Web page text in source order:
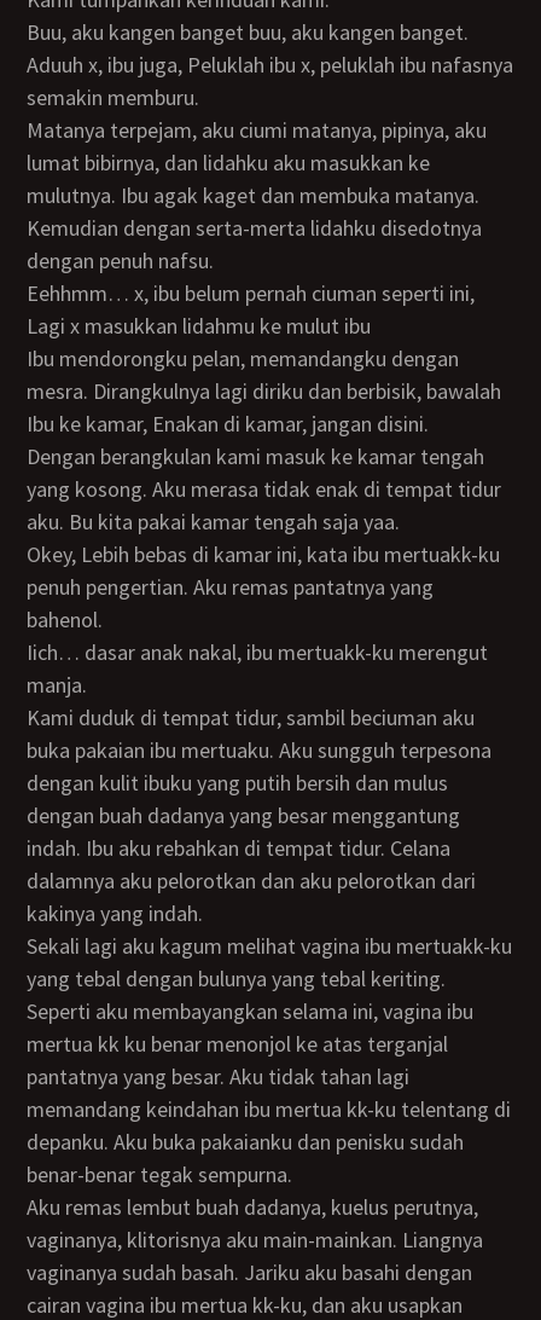
Buu, aku kangen banget buu, aku kangen banget.
Aduuh x, ibu juga, Peluklah ibu x, peluklah ibu nafasnya
semakin memburu.
Matanya terpejam, aku ciumi matanya, pipinya, aku
lumat bibirnya, dan lidahku aku masukkan ke
mulutnya. Ibu agak kaget dan membuka matanya.
Kemudian dengan serta-merta lidahku disedotnya
dengan penuh nafsu.
Eehhmm… x, ibu belum pernah ciuman seperti ini,
Lagi x masukkan lidahmu ke mulut ibu
Ibu mendorongku pelan, memandangku dengan
mesra. Dirangkulnya lagi diriku dan berbisik, bawalah
Ibu ke kamar, Enakan di kamar, jangan disini.
Dengan berangkulan kami masuk ke kamar tengah
yang kosong. Aku merasa tidak enak di tempat tidur
aku. Bu kita pakai kamar tengah saja yaa.
Okey, Lebih bebas di kamar ini, kata ibu mertuakk-ku
penuh pengertian. Aku remas pantatnya yang
bahenol.
iich… dasar anak nakal, ibu mertuakk-ku merengut
manja.
Kami duduk di tempat tidur, sambil beciuman aku
buka pakaian ibu mertuaku. Aku sungguh terpesona
dengan kulit ibuku yang putih bersih dan mulus
dengan buah dadanya yang besar menggantung
indah. Ibu aku rebahkan di tempat tidur. Celana
dalamnya aku pelorotkan dan aku pelorotkan dari
kakinya yang indah.
Sekali lagi aku kagum melihat vagina ibu mertuakk-ku
yang tebal dengan bulunya yang tebal keriting.
Seperti aku membayangkan selama ini, vagina ibu
mertua kk ku benar menonjol ke atas terganjal
pantatnya yang besar. Aku tidak tahan lagi
memandang keindahan ibu mertua kk-ku telentang di
depanku. Aku buka pakaianku dan penisku sudah
benar-benar tegak sempurna.
Aku remas lembut buah dadanya, kuelus perutnya,
vaginanya, klitorisnya aku main-mainkan. Liangnya
vaginanya sudah basah. Jariku aku basahi dengan
cairan vagina ibu mertua kk-ku, dan aku usapkan